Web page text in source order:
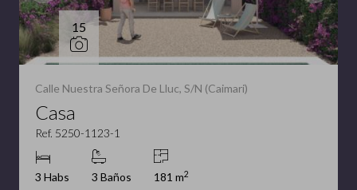
15
Calle Nuestra Señora De Lluc, S/N (Caimari)
Casa
Ref. 5250-1123-1
3 Habs 3 Baños 181 m2